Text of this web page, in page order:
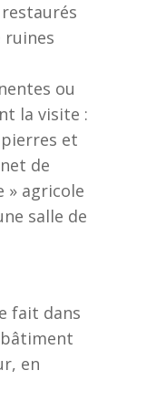
ruines
ou
la visite :
et
de
» agricole
salle de
fait dans
en